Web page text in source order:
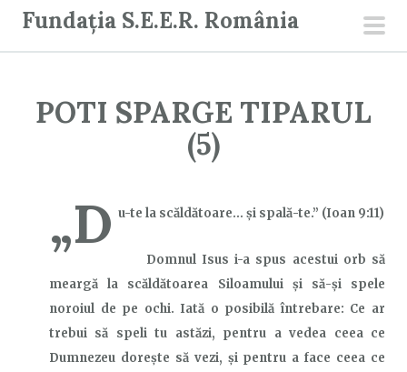
Fundația S.E.E.R. România
POTI SPARGE TIPARUL
(5)
„D u-te la scăldătoare… şi spală-te.” (Ioan 9:11)
Domnul Isus i-a spus acestui orb să
meargă la scăldătoarea Siloamului și să-și spele
noroiul de pe ochi. Iată o posibilă întrebare: Ce ar
trebui să speli tu astăzi, pentru a vedea ceea ce
Dumnezeu dorește să vezi, și pentru a face ceea ce